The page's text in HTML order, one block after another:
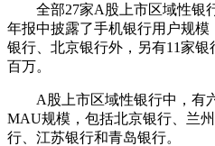
全部27家A股上市区域性银
年报中披露了手机银行用户规
银行、北京银行外，另有11家
百万。
A股上市区域性银行中，有
MAU规模，包括北京银行、兰
行、江苏银行和青岛银行。